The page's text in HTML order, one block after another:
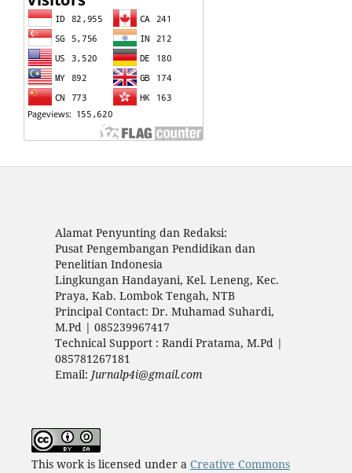
Alamat Penyunting dan Redaksi:
Pusat Pengembangan Pendidikan dan
Penelitian Indonesia
Lingkungan Handayani, Kel. Leneng, Kec.
Praya, Kab. Lombok Tengah, NTB
Principal Contact: Dr. Muhamad Suhardi,
M.Pd | 085239967417
Technical Support : Randi Pratama, M.Pd |
085781267181
Email: Jurnalp4i@gmail.com
This work is licensed under a Creative Commons